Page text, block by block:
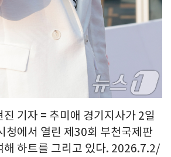
기자 = 추미애 경기지사가 2일
청에서 열린 제30회 부천국제판
해 하트를 그리고 있다. 2026.7.2/